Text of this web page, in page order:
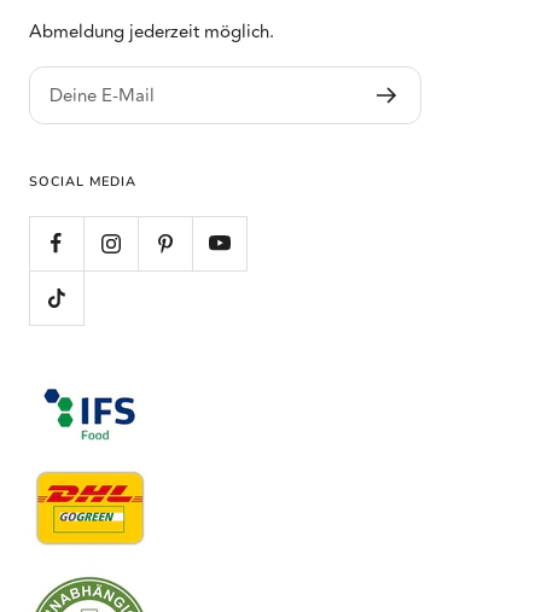
Abmeldung jederzeit möglich.
Deine E-Mail
SOCIAL MEDIA